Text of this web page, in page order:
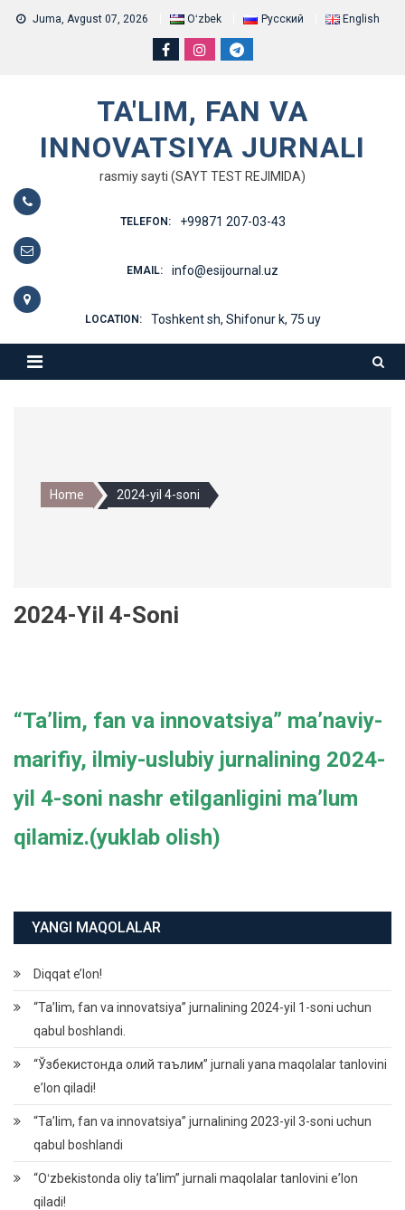
Juma, Avgust 07, 2026 Oʻzbek Русский English
TA'LIM, FAN VA
INNOVATSIYA JURNALI
rasmiy sayti (SAYT TEST REJIMIDA)
TELEFON: +99871 207-03-43
EMAIL: info@esijournal.uz
LOCATION: Toshkent sh, Shifonur k, 75 uy
Home 2024-yil 4-soni
2024-Yil 4-Soni
“Taʼlim, fan va innovatsiya” maʼnaviy-
marifiy, ilmiy-uslubiy jurnalining 2024-
yil 4-soni nashr etilganligini maʼlum
qilamiz.(yuklab olish)
YANGI MAQOLALAR
Diqqat e’lon!
“Ta’lim, fan va innovatsiya” jurnalining 2024-yil 1-soni uchun
qabul boshlandi.
“Ўзбекистонда олий таълим” jurnali yana maqolalar tanlovini
eʼlon qiladi!
“Ta’lim, fan va innovatsiya” jurnalining 2023-yil 3-soni uchun
qabul boshlandi
“Oʻzbekistonda oliy taʼlim” jurnali maqolalar tanlovini eʼlon
qiladi!